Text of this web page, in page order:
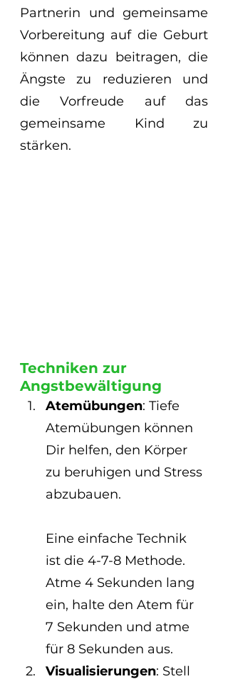
Partnerin und gemeinsame
Vorbereitung auf die Geburt
können dazu beitragen, die
Ängste zu reduzieren und
die Vorfreude auf das
gemeinsame Kind zu
stärken.
Techniken zur
Angstbewältigung
Atemübungen: Tiefe
Atemübungen können
Dir helfen, den Körper
zu beruhigen und Stress
abzubauen.
Eine einfache Technik
ist die 4-7-8 Methode.
Atme 4 Sekunden lang
ein, halte den Atem für
7 Sekunden und atme
für 8 Sekunden aus.
Visualisierungen: Stell